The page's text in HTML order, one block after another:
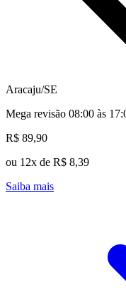
Aracaju/SE
Mega revisão 08:00 às
R$ 89,90
ou 12x de R$ 8,39
Saiba mais